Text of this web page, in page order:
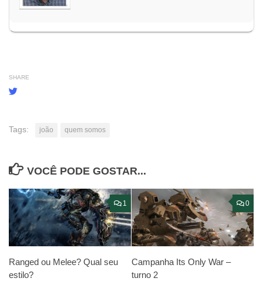
SHARE
Tags: joão quem somos
VOCÊ PODE GOSTAR...
1
Ranged ou Melee? Qual seu
estilo?
0
Campanha Its Only War –
turno 2